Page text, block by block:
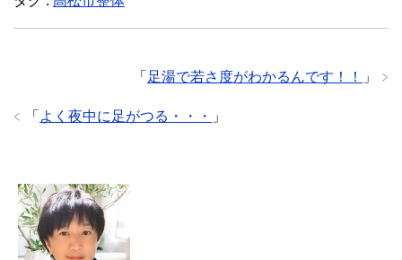
「 足湯で若さ度がわかるんです！！ 」
「 よく夜中に足がつる・・・ 」